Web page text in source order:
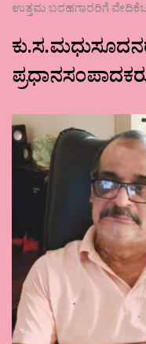
ಉತ್ತಮ ಬರಹಗಾರರಿಗೆ